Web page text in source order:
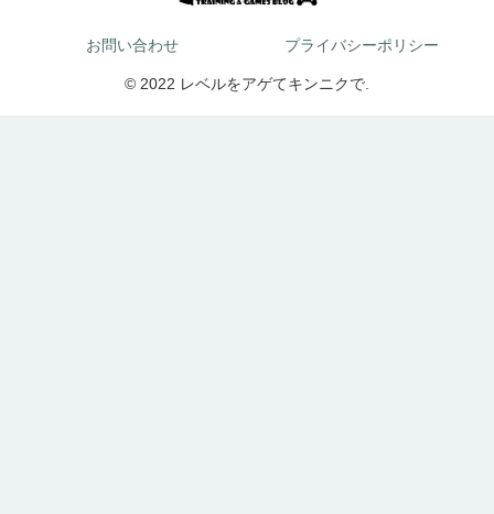
お問い合わせ プライバシーポリシー
© 2022 レベルをアゲてキンニクで.